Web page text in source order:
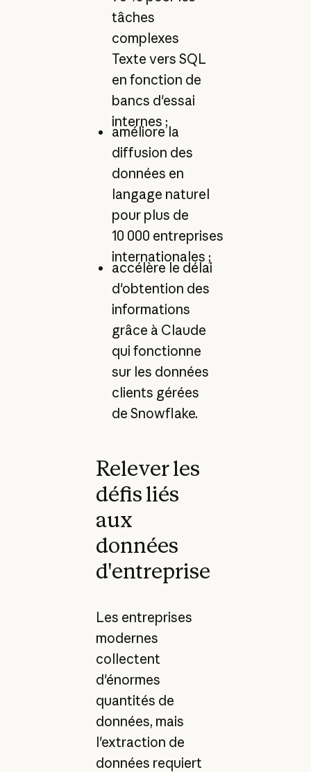
tâches
complexes
Texte vers SQL
en fonction de
bancs d'essai
internes ;
améliore la
diffusion des
données en
langage naturel
pour plus de
10 000 entreprises
internationales ;
accélère le délai
d'obtention des
informations
grâce à Claude
qui fonctionne
sur les données
clients gérées
de Snowflake.
Relever les
défis liés
aux
données
d'entreprise
Les entreprises
modernes
collectent
d'énormes
quantités de
données, mais
l'extraction de
données requiert